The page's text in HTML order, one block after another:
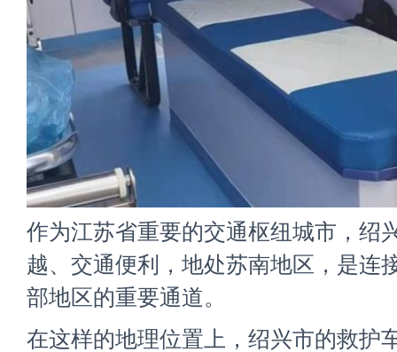
作为江苏省重要的交通枢纽城市，绍
越、交通便利，地处苏南地区，是连
部地区的重要通道。
在这样的地理位置上，绍兴市的救护